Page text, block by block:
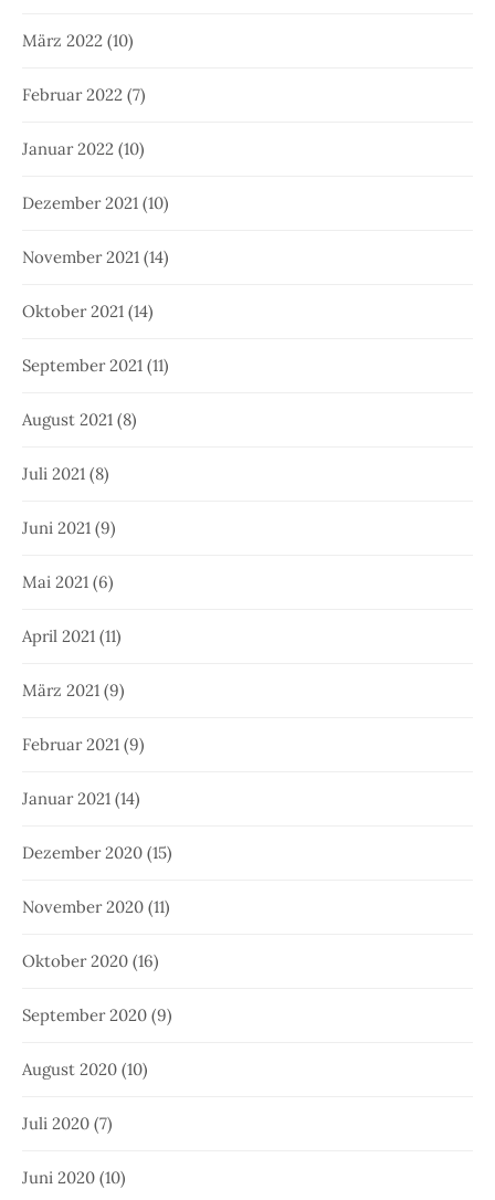
März 2022 (10)
Februar 2022 (7)
Januar 2022 (10)
Dezember 2021 (10)
November 2021 (14)
Oktober 2021 (14)
September 2021 (11)
August 2021 (8)
Juli 2021 (8)
Juni 2021 (9)
Mai 2021 (6)
April 2021 (11)
März 2021 (9)
Februar 2021 (9)
Januar 2021 (14)
Dezember 2020 (15)
November 2020 (11)
Oktober 2020 (16)
September 2020 (9)
August 2020 (10)
Juli 2020 (7)
Juni 2020 (10)